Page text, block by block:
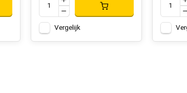
Vergelijk